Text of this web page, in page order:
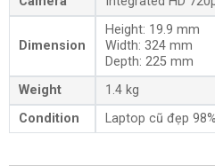
Dimension
Height: 19.9 mm
Width: 324 mm
Depth: 225 mm
Weight
1.4 kg
Condition
Laptop cũ đẹp